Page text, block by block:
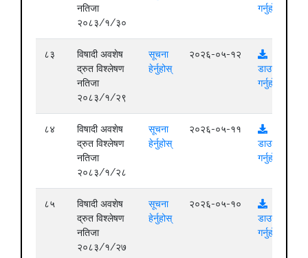
नतिजा
२०८३/१/३०
गर्नुहोस्
८३
विषादी अवशेष
द्रुत विश्लेषण
नतिजा
२०८३/१/२९
सूचना
हेर्नुहोस्
२०२६-०५-१२
डाउनलोड
गर्नुहोस्
८४
विषादी अवशेष
द्रुत विश्लेषण
नतिजा
२०८३/१/२८
सूचना
हेर्नुहोस्
२०२६-०५-११
डाउनलोड
गर्नुहोस्
८५
विषादी अवशेष
द्रुत विश्लेषण
नतिजा
२०८३/१/२७
सूचना
हेर्नुहोस्
२०२६-०५-१०
डाउनलोड
गर्नुहोस्